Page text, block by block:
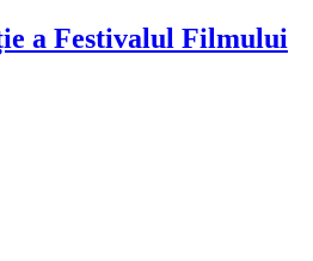
a Festivalul Filmului